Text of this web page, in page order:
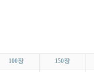
100장 150장